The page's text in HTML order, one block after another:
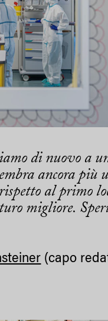
di nuovo a
ancora più
al primo
migliore.
(capo